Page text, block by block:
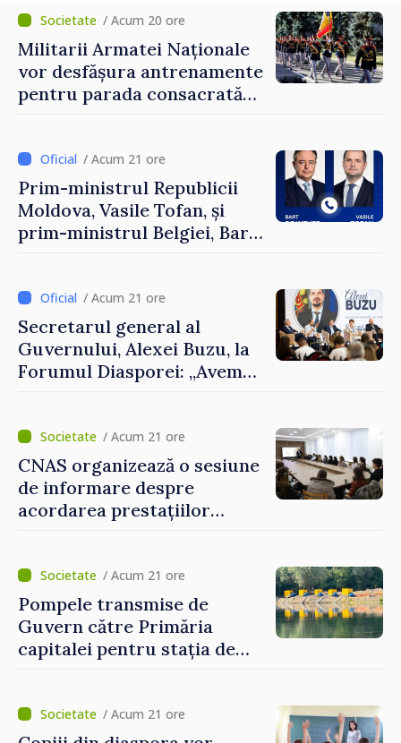
/ Acum 20 ore
Militarii Armatei Naționale
vor desfășura antrenamente
pentru parada consacrată
/ Acum 21 ore
Prim-ministrul Republicii
Moldova, Vasile Tofan, și
prim-ministrul Belgiei, Bart
al Republicii Moldova.
/ Acum 21 ore
Secretarul general al
Guvernului, Alexei Buzu, la
Forumul Diasporei: „Avem
construi comunități mai
puternice”
/ Acum 21 ore
CNAS organizează o sesiune
de informare despre
acordarea prestațiilor
invitați să se înscrie la
eveniment
/ Acum 21 ore
Pompele transmise de
Guvern către Primăria
capitalei pentru stația de
puse în funcțiune
/ Acum 21 ore